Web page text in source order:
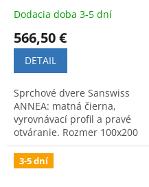
Dodacia doba 3-5 dní
566,50 €
DETAIL
Sprchové dvere Sanswiss
ANNEA: matná čierna,
vyrovnávací profil a pravé
otváranie. Rozmer 100x200
cm. Kód: AN13D10000607.
3-5 dní